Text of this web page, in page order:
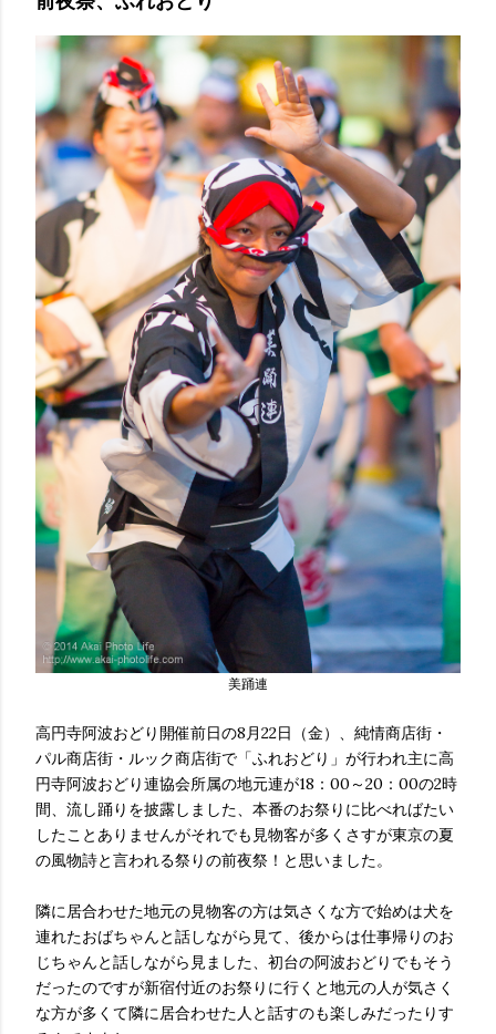
美踊連
高円寺阿波おどり開催前日の8月22日（金）、純情商店街・
パル商店街・ルック商店街で「ふれおどり」が行われ主に高
円寺阿波おどり連協会所属の地元連が18：00～20：00の2時
間、流し踊りを披露しました、本番のお祭りに比べればたい
したことありませんがそれでも見物客が多くさすが東京の夏
の風物詩と言われる祭りの前夜祭！と思いました。
隣に居合わせた地元の見物客の方は気さくな方で始めは犬を
連れたおばちゃんと話しながら見て、後からは仕事帰りのお
じちゃんと話しながら見ました、初台の阿波おどりでもそう
だったのですが新宿付近のお祭りに行くと地元の人が気さく
な方が多くて隣に居合わせた人と話すのも楽しみだったりす